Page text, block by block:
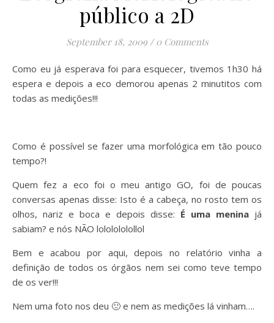
público a 2D
September 18, 2009 / 0 Comments
Como eu já esperava foi para esquecer, tivemos 1h30 há
espera e depois a eco demorou apenas 2 minutitos com
todas as medições!!!
Como é possível se fazer uma morfológica em tão pouco
tempo?!
Quem fez a eco foi o meu antigo GO, foi de poucas
conversas apenas disse: Isto é a cabeça, no rosto tem os
olhos, nariz e boca e depois disse: É uma menina já
sabiam? e nós NÃO lololololollol
Bem e acabou por aqui, depois no relatório vinha a
definição de todos os órgãos nem sei como teve tempo
de os ver!!!
Nem uma foto nos deu 🙁 e nem as medições lá vinham….